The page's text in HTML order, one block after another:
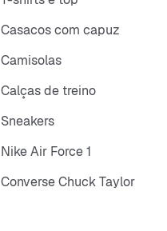
Casacos com capuz
Camisolas
Calças de treino
Sneakers
Nike Air Force 1
Converse Chuck Taylor